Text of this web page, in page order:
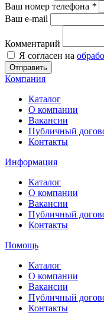
Ваш номер телефона *
Ваш e-mail
Комментарий
Я согласен на
Отправить
Компания
Каталог
О компании
Вакансии
Публичный
Контакты
Информация
Каталог
О компании
Вакансии
Публичный
Контакты
Помощь
Каталог
О компании
Вакансии
Публичный
Контакты